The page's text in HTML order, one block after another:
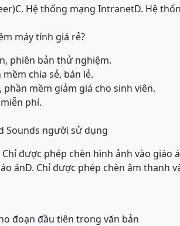
C. Hệ thống mạng IntranetD. Hệ
máy tính giá rẻ?
phiên bản thử nghiệm.
chia sẻ, bán lẻ.
phần mềm giảm giá cho sinh viên.
phí.
Sounds người sử dụng
Chỉ được phép chèn hình ảnh vào giáo
ánD. Chỉ được phép chèn âm thanh
đoạn đầu tiên trong văn bản